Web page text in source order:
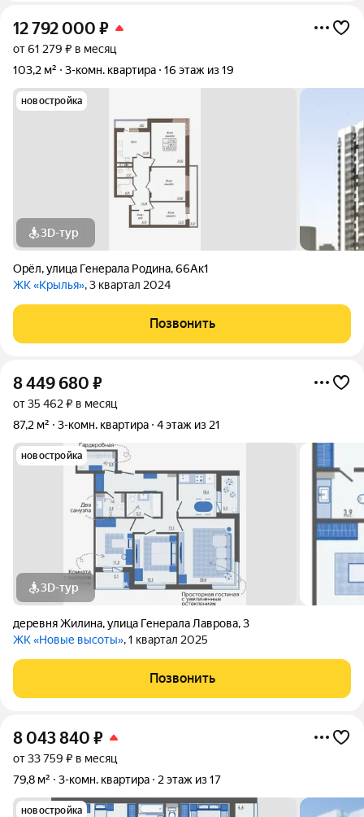
12 792 000 ₽
от 61 279 ₽ в месяц
103,2 м²
3-комн. квартира 16 этаж из 19
новостройка
3D-тур
Орёл,улица Генерала Родина,66Ак1
ЖК «Крылья», 3 квартал 2024
Позвонить
8 449 680 ₽
от 35 462 ₽ в месяц
87,2 м²
3-комн. квартира 4 этаж из 21
новостройка
3D-тур
деревня Жилина,улица Генерала Лаврова,3
ЖК «Новые высоты», 1 квартал 2025
Позвонить
8 043 840 ₽
от 33 759 ₽ в месяц
79,8 м²
3-комн. квартира 2 этаж из 17
новостройка